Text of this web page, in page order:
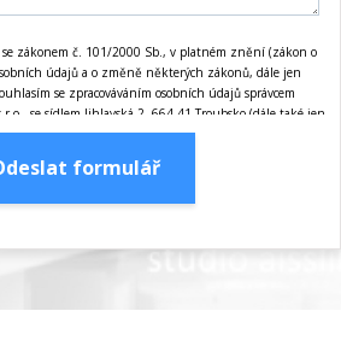
se zákonem č. 101/2000 Sb., v platném znění (zákon o
údajů a o změně některých zákonů, dále jen
se zpracováváním osobních údajů správcem
se sídlem Jihlavská 2, 664 41 Troubsko (dále také jen
pro marketingové účely správce, tj. zejména nabízení
sdělení prostřednictvím elektronických prostředků dle
na dobu maximálně 10-ti let ode dne jeho udělení.
formulář